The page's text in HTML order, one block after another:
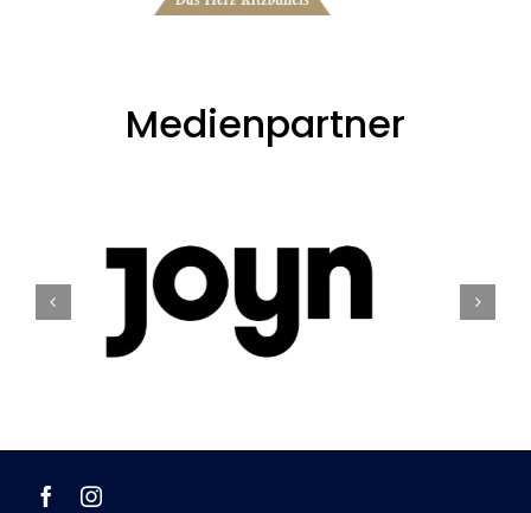
Medienpartner